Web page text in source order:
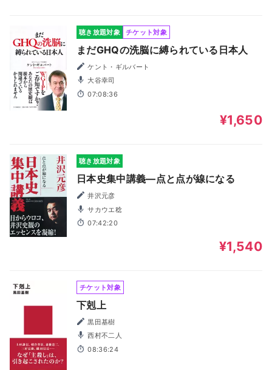
聴き放題対象 チケット対象
まだGHQの洗脳に縛られている日本人
ケント・ギルバート
大谷幸司
07:08:36
¥1,650
聴き放題対象
日本史集中講義―点と点が線になる
井沢元彦
サカウエ稔
07:42:20
¥1,540
チケット対象
下剋上
黒田基樹
西村不二人
08:36:24